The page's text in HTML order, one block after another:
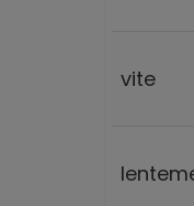
vite